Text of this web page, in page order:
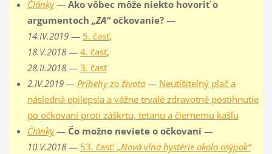
Články— Ako vôbec môže niekto hovoriť o
argumentoch „ZA“očkovanie?—
14.IV.2019— 5. časť,
18.V.2018— 4. časť,
28.II.2018— 3. časť
2.IV.2019 — Príbehy zo života— Neutíšiteľný plač a
následná epilepsia a vážne trvalé zdravotné postihnutie
po očkovaní proti záškrtu, tetanu a čiernemu kašľu
Články— Čo možno neviete o očkovaní—
10.V.2018— 53. časť: „Nová vlna hystérie okolo osýpok“